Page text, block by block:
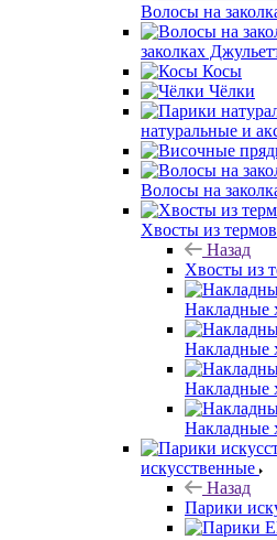
Волосы на
заколках
Косы
Чёлки
натуральные и
Волосы на
Хвосты из
Назад
Хвосты из
Накладные
Накладные
Накладные
искусственные
Назад
Парики